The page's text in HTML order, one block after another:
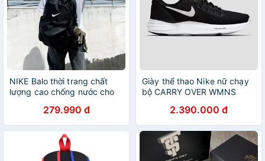
NIKE Balo thời trang chất
lượng cao chống nước cho
tính xách tay279.990 đ
Giày thể thao Nike nữ chạy
bộ CARRY OVER WMNS
908998-0012.390.000 đ